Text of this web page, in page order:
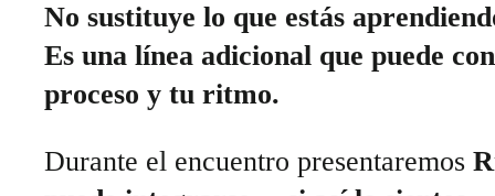
No sustituye lo que estás
Es una línea adicional que puede
proceso y tu ritmo.
Durante el encuentro presentaremos